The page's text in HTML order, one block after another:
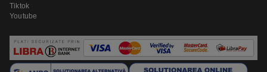
Tiktok
Youtube